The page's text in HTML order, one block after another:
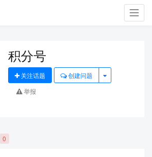
积分号
关注话题
创建问题
举报
0